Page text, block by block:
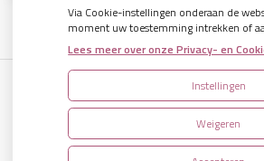
Uw Zorg Online|
Via Cookie-instellingen onderaan de
moment uw toestemming intrekken of
Lees meer over onze Privacy- en
Instellingen
Weigeren